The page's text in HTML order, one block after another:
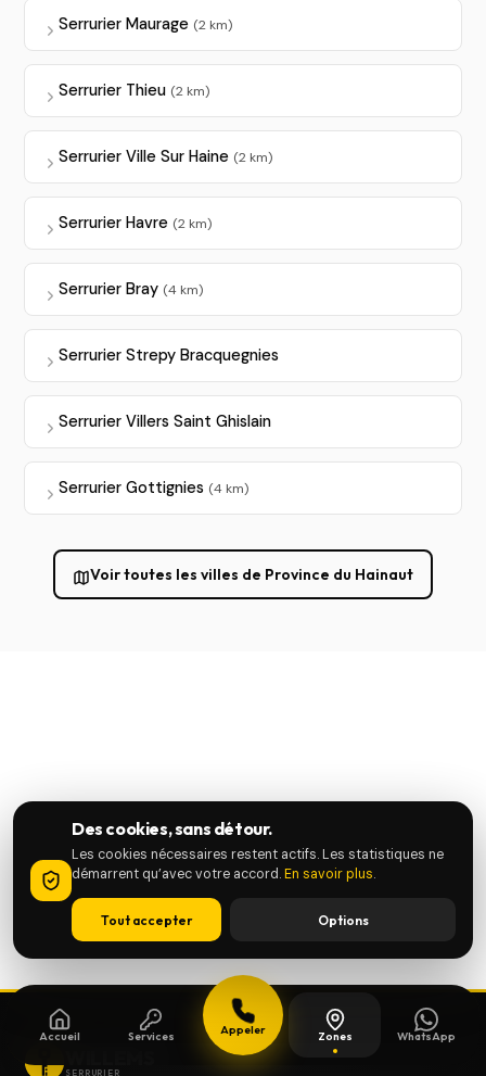
Accueil Services Appeler Zones WhatsApp
Serrurier Maurage (2 km)
Serrurier Thieu (2 km)
Serrurier Ville Sur Haine (2 km)
Serrurier Havre (2 km)
Serrurier Bray (4 km)
Serrurier Strepy Bracquegnies
Serrurier Villers Saint Ghislain
Serrurier Gottignies (4 km)
Voir toutes les villes de Province du Hainaut
SERRURIER
Des cookies, sans détour.
Les cookies nécessaires restent actifs. Les statistiques ne
démarrent qu’avec votre accord.En savoir plus.
Tout accepter Options